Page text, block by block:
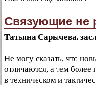
Связующие не
Татьяна Сарычева,
Не могу сказать, что
отличаются, а тем более
в техническом и